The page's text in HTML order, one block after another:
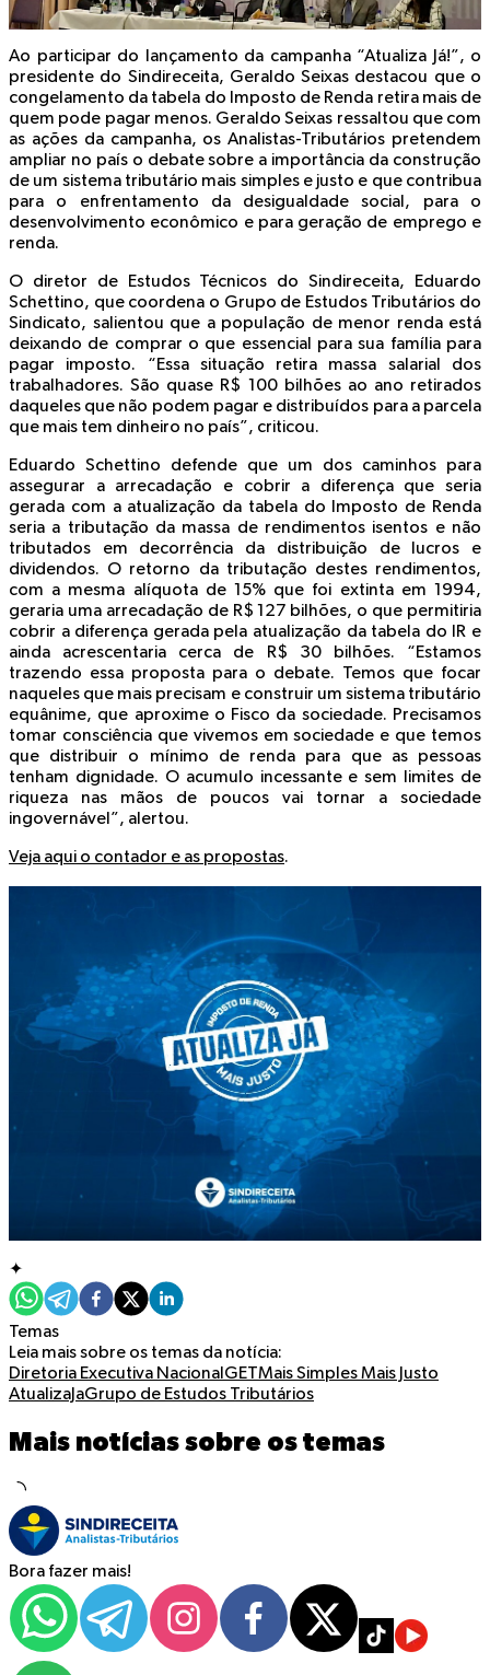
Ao participar do lançamento da campanha “Atualiza Já!”, o
presidente do Sindireceita, Geraldo Seixas destacou que o
congelamento da tabela do Imposto de Renda retira mais de
quem pode pagar menos. Geraldo Seixas ressaltou que com
as ações da campanha, os Analistas-Tributários pretendem
ampliar no país o debate sobre a importância da construção
de um sistema tributário mais simples e justo e que contribua
para o enfrentamento da desigualdade social, para o
desenvolvimento econômico e para geração de emprego e
renda.
O diretor de Estudos Técnicos do Sindireceita, Eduardo
Schettino, que coordena o Grupo de Estudos Tributários do
Sindicato, salientou que a população de menor renda está
deixando de comprar o que essencial para sua família para
pagar imposto. “Essa situação retira massa salarial dos
trabalhadores. São quase R$ 100 bilhões ao ano retirados
daqueles que não podem pagar e distribuídos para a parcela
que mais tem dinheiro no país”, criticou.
Eduardo Schettino defende que um dos caminhos para
assegurar a arrecadação e cobrir a diferença que seria
gerada com a atualização da tabela do Imposto de Renda
seria a tributação da massa de rendimentos isentos e não
tributados em decorrência da distribuição de lucros e
dividendos. O retorno da tributação destes rendimentos,
com a mesma alíquota de 15% que foi extinta em 1994,
geraria uma arrecadação de R$ 127 bilhões, o que permitiria
cobrir a diferença gerada pela atualização da tabela do IR e
ainda acrescentaria cerca de R$ 30 bilhões. “Estamos
trazendo essa proposta para o debate. Temos que focar
naqueles que mais precisam e construir um sistema tributário
equânime, que aproxime o Fisco da sociedade. Precisamos
tomar consciência que vivemos em sociedade e que temos
que distribuir o mínimo de renda para que as pessoas
tenham dignidade. O acumulo incessante e sem limites de
riqueza nas mãos de poucos vai tornar a sociedade
ingovernável”, alertou.
Veja aqui o contador e as propostas.
✦
Temas
Leia mais sobre os temas da notícia:
Diretoria Executiva Nacional GETMais Simples Mais Justo
AtualizaJaGrupo de Estudos Tributários
Mais notícias sobre os temas
Bora fazer mais!